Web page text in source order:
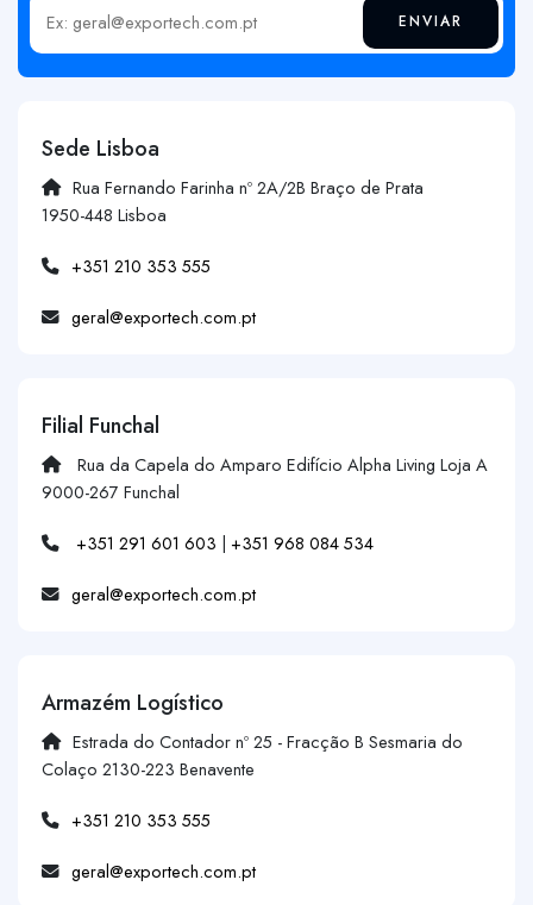
Insira o seu email ENVIAR
Sede Lisboa
Rua Fernando Farinha nº 2A/2B Braço de Prata
1950-448 Lisboa
+351 210 353 555
geral@exportech.com.pt
Filial Funchal
Rua da Capela do Amparo Edifício Alpha Living Loja A
9000-267 Funchal
+351 291 601 603 | +351 968 084 534
geral@exportech.com.pt
Armazém Logístico
Estrada do Contador nº 25 - Fracção B Sesmaria do
Colaço 2130-223 Benavente
+351 210 353 555
geral@exportech.com.pt